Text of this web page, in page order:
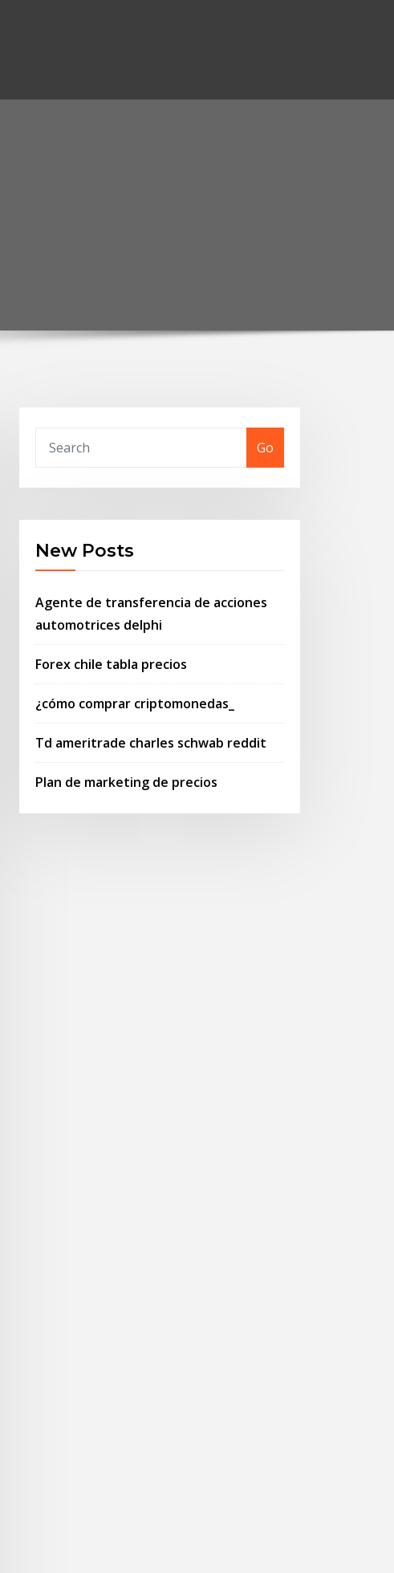
Go
New Posts
Agente de transferencia de acciones
automotrices delphi
Forex chile tabla precios
¿cómo comprar criptomonedas_
Td ameritrade charles schwab reddit
Plan de marketing de precios